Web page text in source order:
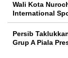
Wali Kota
International
Persib
Grup A Piala